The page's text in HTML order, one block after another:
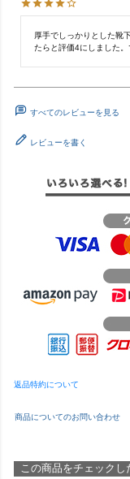
厚手でしっかりとした靴
たらと評価4にしました。
すべてのレビューを見る
レビューを書く
返品特約について
商品についてのお問い合わせ
この商品をチェック